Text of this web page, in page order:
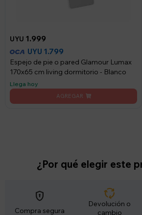
UYU 1.999
UYU 1.799
Espejo de pie o pared Glamour Lumax
170x65 cm living dormitorio - Blanco
Llega hoy
¿Por qué elegir este
encrypted
Compra segura
cycle
Devolución o
cambio